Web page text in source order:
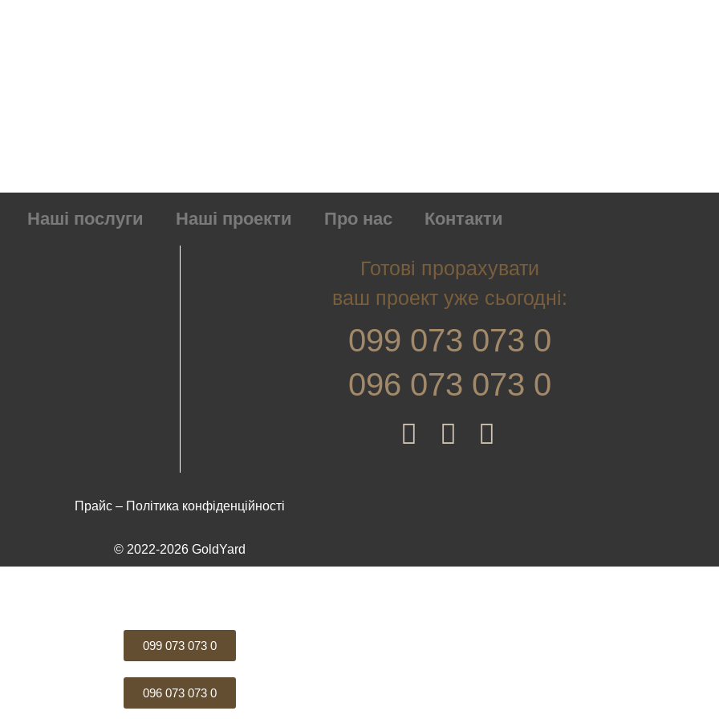
Наші послуги Наші проекти Про нас Контакти
Готові прорахувати
ваш проект уже сьогодні:
099 073 073 0
096 073 073 0
Прайс – Політика конфіденційності
© 2022-2026 GoldYard
099 073 073 0
096 073 073 0